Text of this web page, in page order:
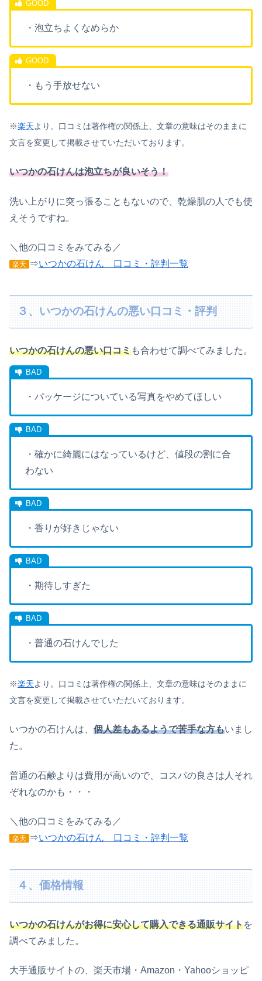
・泡立ちよくなめらか
・もう手放せない
※楽天より。口コミは著作権の関係上、文章の意味はそのままに
文言を変更して掲載させていただいております。
いつかの石けんは泡立ちが良いそう！
洗い上がりに突っ張ることもないので、乾燥肌の人でも使
えそうですね。
＼他の口コミをみてみる／
楽天 ⇒いつかの石けん 口コミ・評判一覧
３、いつかの石けんの悪い口コミ・評判
いつかの石けんの悪い口コミも合わせて調べてみました。
・パッケージについている写真をやめてほしい
・確かに綺麗にはなっているけど、値段の割に合
わない
・香りが好きじゃない
・期待しすぎた
・普通の石けんでした
※楽天より。口コミは著作権の関係上、文章の意味はそのままに
文言を変更して掲載させていただいております。
いつかの石けんは、 個人差もあるようで苦手な方もいまし
た。
普通の石鹸よりは費用が高いので、コスパの良さは人それ
ぞれなのかも・・・
＼他の口コミをみてみる／
楽天 ⇒いつかの石けん 口コミ・評判一覧
４、価格情報
いつかの石けんがお得に安心して購入できる通販サイトを
調べてみました。
大手通販サイトの、楽天市場・Amazon・Yahooショッピ